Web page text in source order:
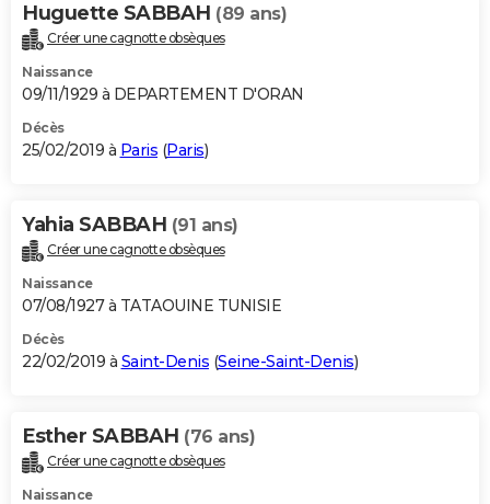
Huguette SABBAH (89 ans)
Créer une cagnotte obsèques
Naissance
09/11/1929 à DEPARTEMENT D'ORAN
Décès
25/02/2019 à Paris (Paris)
Yahia SABBAH (91 ans)
Créer une cagnotte obsèques
Naissance
07/08/1927 à TATAOUINE TUNISIE
Décès
22/02/2019 à Saint-Denis (Seine-Saint-Denis)
Esther SABBAH (76 ans)
Créer une cagnotte obsèques
Naissance